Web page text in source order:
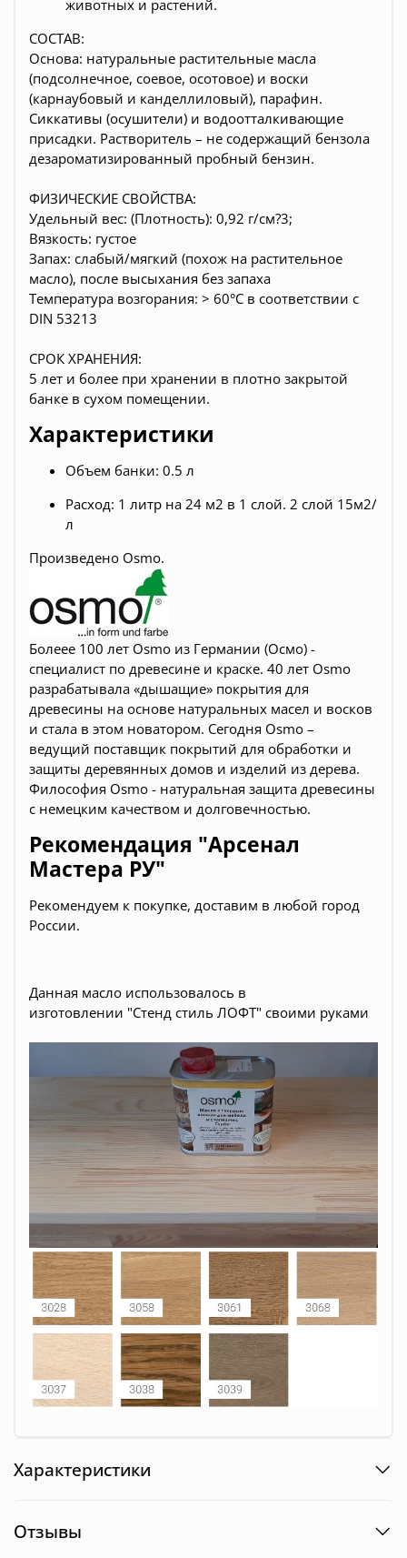
животных и растений.
СОСТАВ:
Основа: натуральные растительные масла
(подсолнечное, соевое, осотовое) и воски
(карнаубовый и канделлиловый), парафин.
Сиккативы (осушители) и водоотталкивающие
присадки. Растворитель – не содержащий бензола
дезароматизированный пробный бензин.
ФИЗИЧЕСКИЕ СВОЙСТВА:
Удельный вес: (Плотность): 0,92 г/см?3;
Вязкость: густое
Запах: слабый/мягкий (похож на растительное
масло), после высыхания без запаха
Температура возгорания: > 60°C в соответствии с
DIN 53213
CРОК ХРАНЕНИЯ:
5 лет и более при хранении в плотно закрытой
банке в сухом помещении.
Характеристики
Объем банки: 0.5 л
Расход: 1 литр на 24 м2 в 1 слой. 2 слой 15м2/
л
Произведено Osmo.
Болеее 100 лет Osmo из Германии (Осмо) -
специалист по древесине и краске. 40 лет Osmo
разрабатывала «дышащие» покрытия для
древесины на основе натуральных масел и восков
и стала в этом новатором. Сегодня Osmo –
ведущий поставщик покрытий для обработки и
защиты деревянных домов и изделий из дерева.
Философия Osmo - натуральная защита древесины
с немецким качеством и долговечностью.
Рекомендация "Арсенал
Мастера РУ"
Рекомендуем к покупке, доставим в любой город
России.
Данная масло использовалось в
изготовлении "Стенд стиль ЛОФТ" своими руками
Характеристики
Отзывы